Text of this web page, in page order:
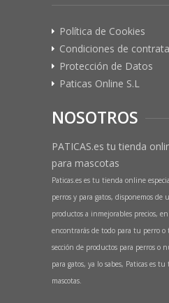
Política de Cookies
Condiciones de
Protección de Datos
Paticas Online S.L
NOSOTROS
PATICAS.es tu tienda
para mascotas
Paticas.es es tu tienda online
perros y para gatos, disponemos de
productos a inmejorables precios,
encontrarás de todo para tu perro
sección de productos para perros o
para gatos, ya lo sabes, Paticas es
mascotas.